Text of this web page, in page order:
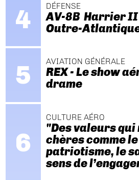
DÉFENSE
AV-8B Harrier II
Outre-
AVIATION GÉNÉRALE
REX - Le show
drame
CULTURE AÉRO
"Des valeurs qui
chères comme
patriotisme, le
sens de